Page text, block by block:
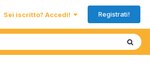
Sei iscritto? Accedi! Registrati!